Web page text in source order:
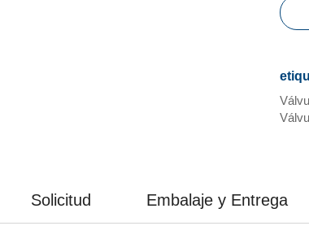
Solicitud Embalaje y Entrega